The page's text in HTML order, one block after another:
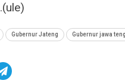
Gubernur Jateng Gubernur jawa